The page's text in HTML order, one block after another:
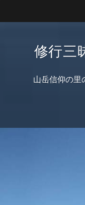
修行三
山岳信仰の里